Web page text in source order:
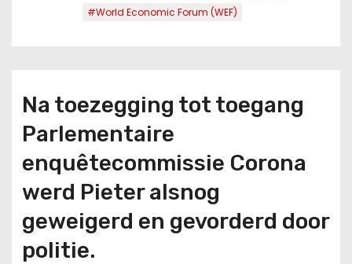
#World Economic Forum (WEF)
Na toezegging tot toegang
Parlementaire
enquêtecommissie Corona
werd Pieter alsnog
geweigerd en gevorderd door
politie.